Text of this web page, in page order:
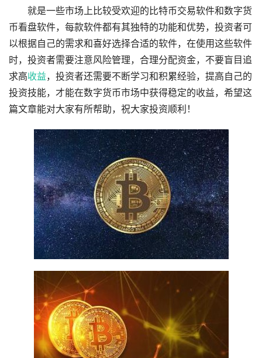
就是一些市场上比较受欢迎的比特币交易软件和数字货
币看盘软件，每款软件都有其独特的功能和优势，投资者可
以根据自己的需求和喜好选择合适的软件，在使用这些软件
时，投资者需要注意风险管理，合理分配资金，不要盲目追
求高收益，投资者还需要不断学习和积累经验，提高自己的
投资技能，才能在数字货币市场中获得稳定的收益，希望这
篇文章能对大家有所帮助，祝大家投资顺利！